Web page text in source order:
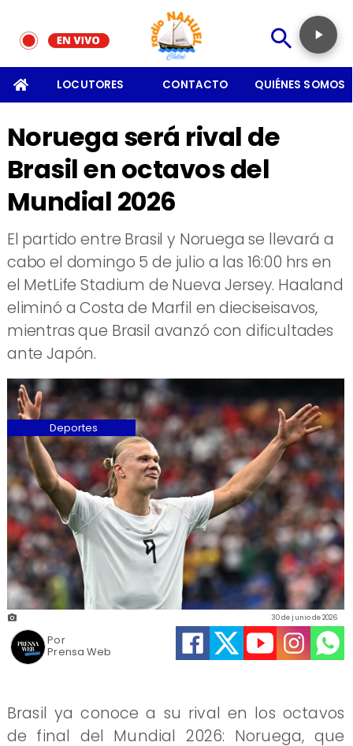
LOCUTORES CONTACTO QUIÉNES SOMOS
Noruega será rival de
Brasil en octavos del
Mundial 2026
El partido entre Brasil y Noruega se llevará a
cabo el domingo 5 de julio a las 16:00 hrs en
el MetLife Stadium de Nueva Jersey. Haaland
eliminó a Costa de Marfil en dieciseisavos,
mientras que Brasil avanzó con dificultades
ante Japón.
Prensa Web
30 de junio de 2026
Deportes
Por
Brasil ya conoce a su rival en los octavos
de final del Mundial 2026: Noruega, que